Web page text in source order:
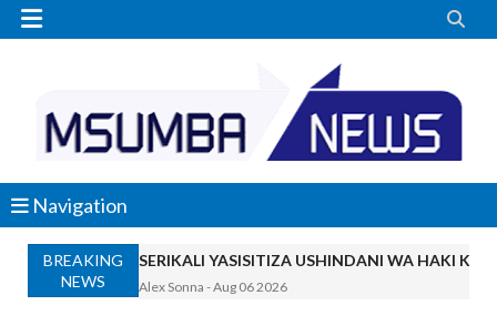
 
Navigation
BREAKING
NEWS
SERIKALI YASISITIZA USHINDANI WA HAKI
Alex Sonna -Aug 06 2026